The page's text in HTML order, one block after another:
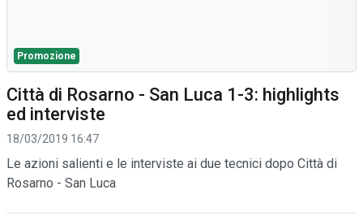
Promozione
Città di Rosarno - San Luca 1-3: highlights
ed interviste
18/03/2019 16:47
Le azioni salienti e le interviste ai due tecnici dopo Città di
Rosarno - San Luca